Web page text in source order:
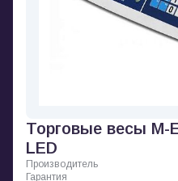
Торговые весы M-
LED
Производитель
Гарантия